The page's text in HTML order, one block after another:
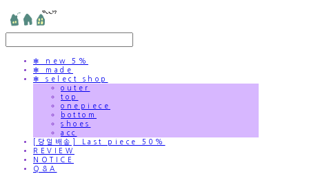
✻ new 5%
✻ made
✻ select shop
outer
top
onepiece
bottom
shoes
acc
[당일배송] Last piece 50%
REVIEW
NOTICE
Q&A